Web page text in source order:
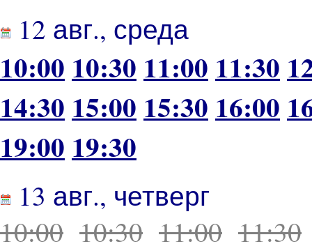
12 авг., среда
10:00 10:30 11:00 11:30
14:30 15:00 15:30 16:00
19:00 19:30
13 авг., четверг
10:00 10:30 11:00 11:30